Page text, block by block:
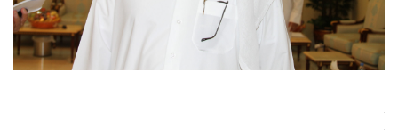
.
.